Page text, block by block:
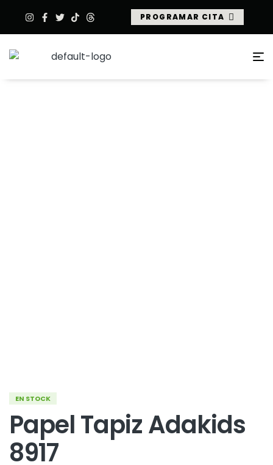
PROGRAMAR CITA
EN STOCK
Papel Tapiz Adakids
8917